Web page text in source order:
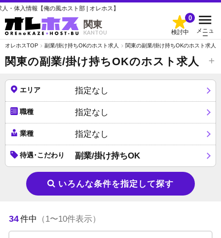
の風ホスト部 | オレホス】
関東
KANTOU 検討中
0
メニュ
ー
オレホスTOP 副業/掛け持ちOKのホスト求人 関東の副業/掛け持ちOKのホスト求人
関東の副業/掛け持ちOKのホスト求人
エリア 指定なし
職種 指定なし
業種 指定なし
待遇･こだわり 副業/掛け持ちOK
いろんな条件を指定して探す
34件中 （1〜10件表示）